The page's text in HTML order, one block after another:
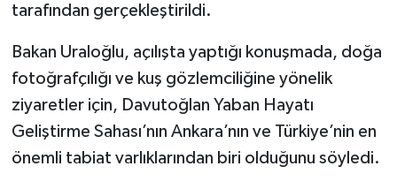
tarafından gerçekleştirildi.
Bakan Uraloğlu, açılışta yaptığı konuşmada, doğa
fotoğrafçılığı ve kuş gözlemciliğine yönelik
ziyaretler için, Davutoğlan Yaban Hayatı
Geliştirme Sahası’nın Ankara’nın ve Türkiye’nin en
önemli tabiat varlıklarından biri olduğunu söyledi.